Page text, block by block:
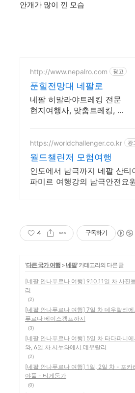
안개가 많이 낀 모습
http://www.nepalro.com 광고
푼힐전망대 네팔로
네팔 히말라야트레킹 전문
현지여행사, 맞춤트레킹, 관
https://worldchallenger.co.kr 광
월드챌린저 모험여행
인도에서 남극까지 네팔 산티아고 도보여행
파미르 여행강의 남극안전요
4 구독하기
'다른 국가 여행 >네팔' 카테고리의 다른 글
[네팔 안나푸르나 여행] 9,10,11일 차 사진
리
(2)
[네팔 안나푸르나 여행] 7일 차 데우랄리
푸르나 베이스캠프까지
(3)
[네팔 안나푸르나 여행] 5일 차 타다파니에
와, 6일 차 시누와에서 데우랄리
(2)
[네팔 안나푸르나 여행] 1일, 2일 차 - 포카
야풀 - 티게둥가
(0)